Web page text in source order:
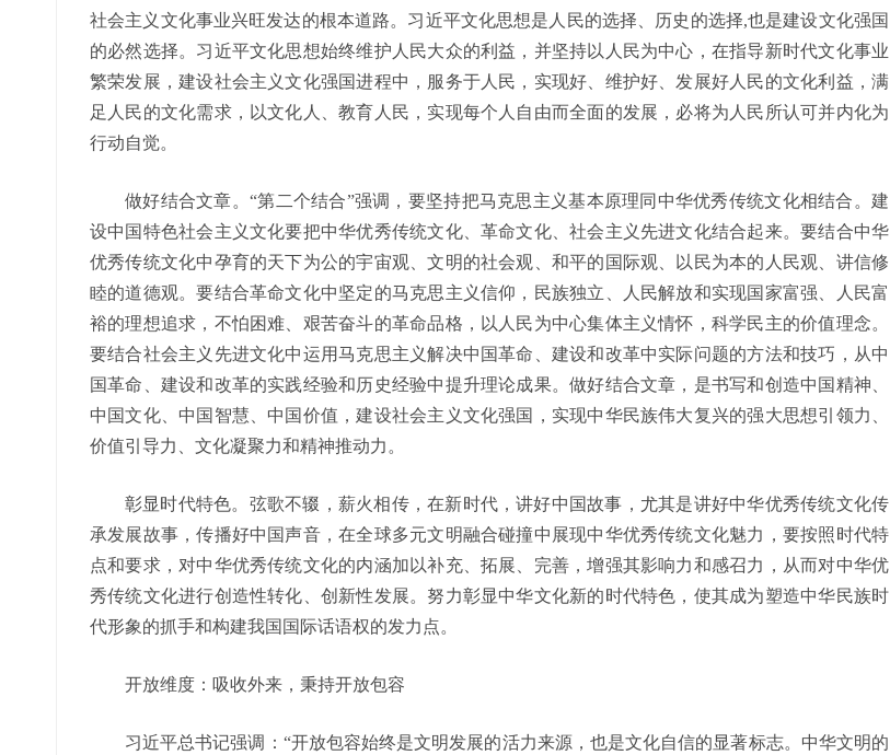
社会主义文化事业兴旺发达的根本道路。习近平文化思想是人民的选择、历史的选择,也是建设文化强国
的必然选择。习近平文化思想始终维护人民大众的利益，并坚持以人民为中心，在指导新时代文化事业
繁荣发展，建设社会主义文化强国进程中，服务于人民，实现好、维护好、发展好人民的文化利益，满
足人民的文化需求，以文化人、教育人民，实现每个人自由而全面的发展，必将为人民所认可并内化为
行动自觉。
做好结合文章。“第二个结合”强调，要坚持把马克思主义基本原理同中华优秀传统文化相结合。建
设中国特色社会主义文化要把中华优秀传统文化、革命文化、社会主义先进文化结合起来。要结合中华
优秀传统文化中孕育的天下为公的宇宙观、文明的社会观、和平的国际观、以民为本的人民观、讲信修
睦的道德观。要结合革命文化中坚定的马克思主义信仰，民族独立、人民解放和实现国家富强、人民富
裕的理想追求，不怕困难、艰苦奋斗的革命品格，以人民为中心集体主义情怀，科学民主的价值理念。
要结合社会主义先进文化中运用马克思主义解决中国革命、建设和改革中实际问题的方法和技巧，从中
国革命、建设和改革的实践经验和历史经验中提升理论成果。做好结合文章，是书写和创造中国精神、
中国文化、中国智慧、中国价值，建设社会主义文化强国，实现中华民族伟大复兴的强大思想引领力、
价值引导力、文化凝聚力和精神推动力。
彰显时代特色。弦歌不辍，薪火相传，在新时代，讲好中国故事，尤其是讲好中华优秀传统文化传
承发展故事，传播好中国声音，在全球多元文明融合碰撞中展现中华优秀传统文化魅力，要按照时代特
点和要求，对中华优秀传统文化的内涵加以补充、拓展、完善，增强其影响力和感召力，从而对中华优
秀传统文化进行创造性转化、创新性发展。努力彰显中华文化新的时代特色，使其成为塑造中华民族时
代形象的抓手和构建我国国际话语权的发力点。
开放维度：吸收外来，秉持开放包容
习近平总书记强调：“开放包容始终是文明发展的活力来源，也是文化自信的显著标志。中华文明的